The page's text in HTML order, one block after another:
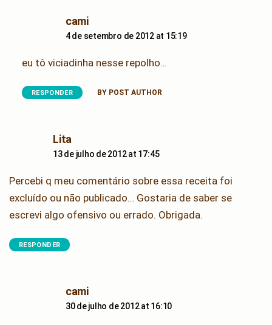
camisays:
4 de setembro de 2012 at 15:19
eu tô viciadinha nesse repolho…
RESPONDER BY POST AUTHOR
Lita
13 de julho de 2012 at 17:45
Percebi q meu comentário sobre essa receita foi
excluído ou não publicado… Gostaria de saber se
escrevi algo ofensivo ou errado. Obrigada.
RESPONDER
camisays:
30 de julho de 2012 at 16:10